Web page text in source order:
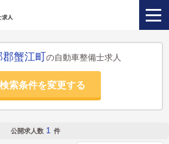
蟹江町 の自動車整備士求人
検索条件を変更する
公開求人数 1 件